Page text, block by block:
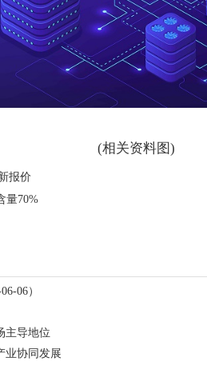
(相关资料图)
报价
量70%
06）
主导地位
业协同发展